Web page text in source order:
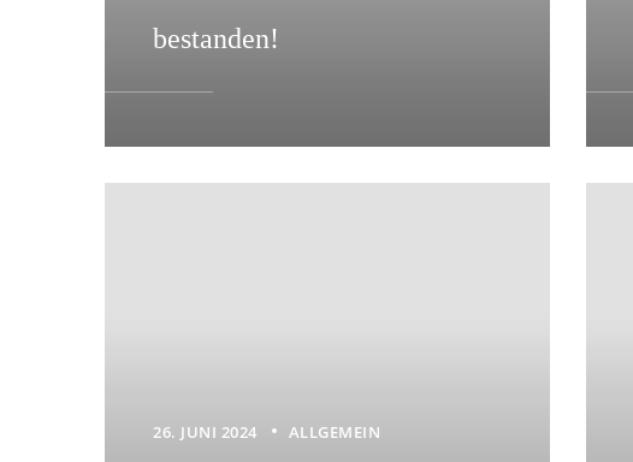
bestanden!
26. JUNI 2024 ALLGEMEIN